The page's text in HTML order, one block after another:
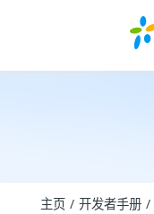
主页 开发者手册